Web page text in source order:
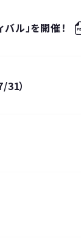
ル」を開催！
）